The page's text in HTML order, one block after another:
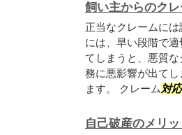
飼い主からのク
正当なクレームには
には、早い段階で適
てしまうと、悪質
務に悪影響が出て
ます。 クレーム 対応
自己破産のメリ